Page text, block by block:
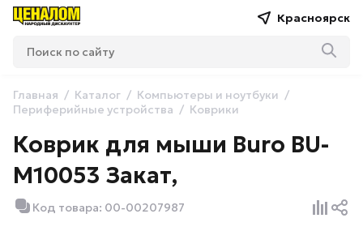
Красноярск
Главная Каталог
Компьютеры и ноутбуки
Периферийные устройства
Коврики
Коврик для мыши Buro BU-
M10053 Закат,
Код товара: 00-00207987